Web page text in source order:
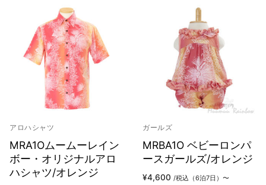
アロハシャツ
MRA1Oムームーレイン
ボー・オリジナルアロ
ハシャツ/オレンジ
ガールズ
MRBA1O ベビーロンパ
ースガールズ/オレンジ
¥4,600 /税込（6泊7日）〜